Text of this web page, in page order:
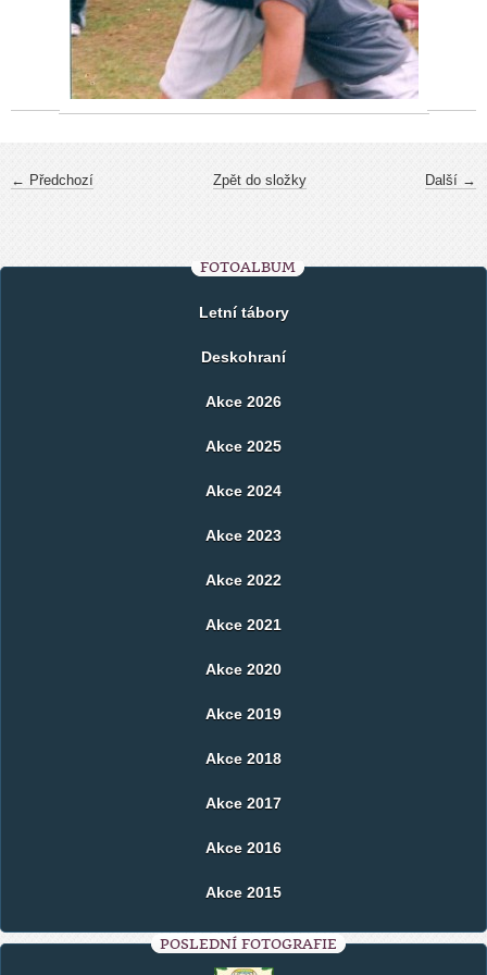
← Předchozí Další →
Zpět do složky
FOTOALBUM
Letní tábory
Deskohraní
Akce 2026
Akce 2025
Akce 2024
Akce 2023
Akce 2022
Akce 2021
Akce 2020
Akce 2019
Akce 2018
Akce 2017
Akce 2016
Akce 2015
POSLEDNÍ FOTOGRAFIE